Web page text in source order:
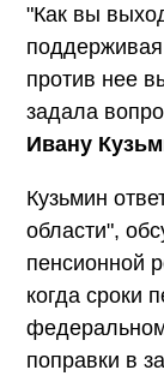
"Как вы
против нее
задала
Ивану
Кузьмин
области",
пенсионной
когда сроки
поправки в